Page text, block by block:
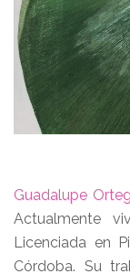
Guadalupe
Actualmente
Licenciada en
Córdoba. Su